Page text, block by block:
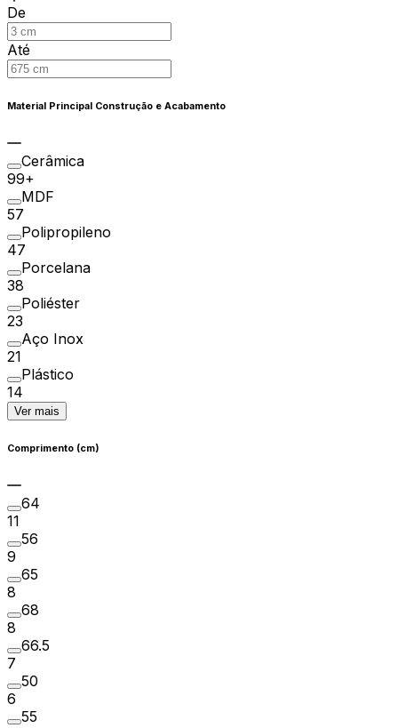
De
Até
Material Principal Construção e Acabamento
Cerâmica
99+
MDF
57
Polipropileno
47
Porcelana
38
Poliéster
23
Aço Inox
21
Plástico
14
Ver mais
Comprimento (cm)
64
11
56
9
65
8
68
8
66.5
7
50
6
55